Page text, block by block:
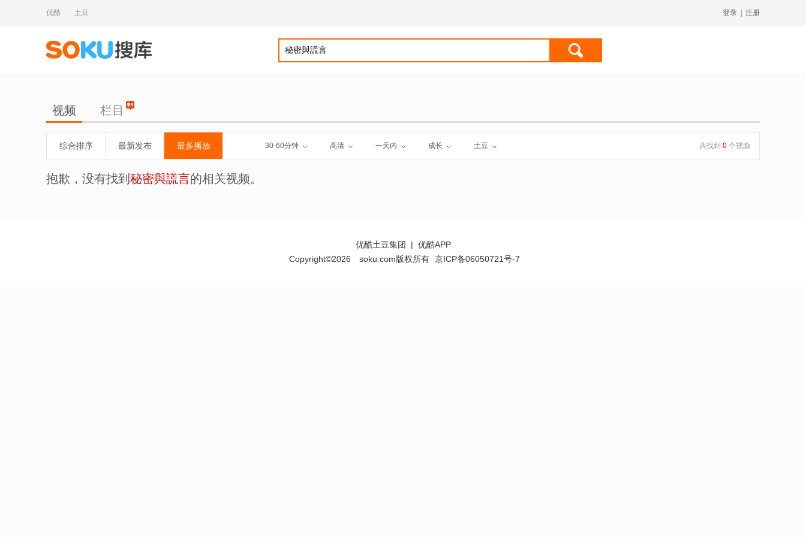
优酷 土豆 登录 注册
视频 栏目
综合排序 最新发布 最多播放 30-60分钟 高清 一天内 成长 土豆 共找到 0 个视频
抱歉，没有找到 秘密與謊言的相关视频。
优酷土豆集团 | 优酷APP
Copyright©2026
soku.com版权所有 京ICP备06050721号-7